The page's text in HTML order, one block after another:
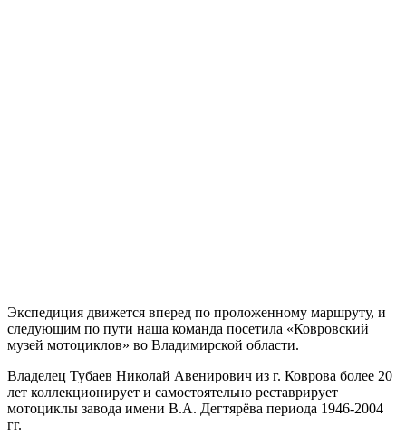
Экспедиция движется вперед по проложенному маршруту, и
следующим по пути наша команда посетила «Ковровский
музей мотоциклов» во Владимирской области.
Владелец Тубаев Николай Авенирович из г. Коврова более 20
лет коллекционирует и самостоятельно реставрирует
мотоциклы завода имени В.А. Дегтярёва периода 1946-2004
гг.